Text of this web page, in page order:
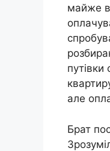
майже
але
Брат